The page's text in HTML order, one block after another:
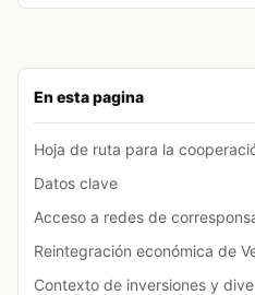
En esta pagina
Hoja de ruta para la
Datos clave
Acceso a redes de
Reintegración económica de
Contexto de inversiones y